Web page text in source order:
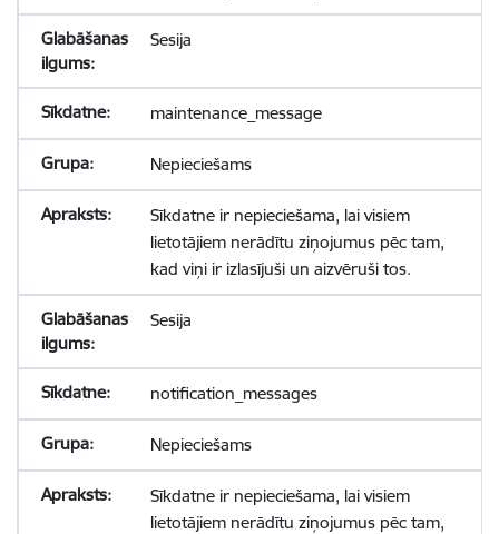
Sesija
maintenance_message
Nepieciešams
Sīkdatne ir nepieciešama, lai visiem
lietotājiem nerādītu ziņojumus pēc tam,
kad viņi ir izlasījuši un aizvēruši tos.
Sesija
notification_messages
Nepieciešams
Sīkdatne ir nepieciešama, lai visiem
lietotājiem nerādītu ziņojumus pēc tam,